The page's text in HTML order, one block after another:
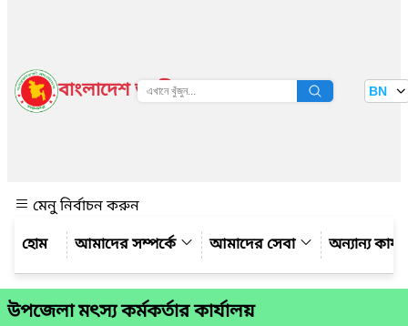
বাংলাদেশ জাতীয় তথ্য বাতায়ন BN
মেনু নির্বাচন করুন
আমাদের সম্পর্কে
আমাদের সেবা অন্যান্য
উপজেলা মৎস্য কর্মকর্তার কার্যালয়